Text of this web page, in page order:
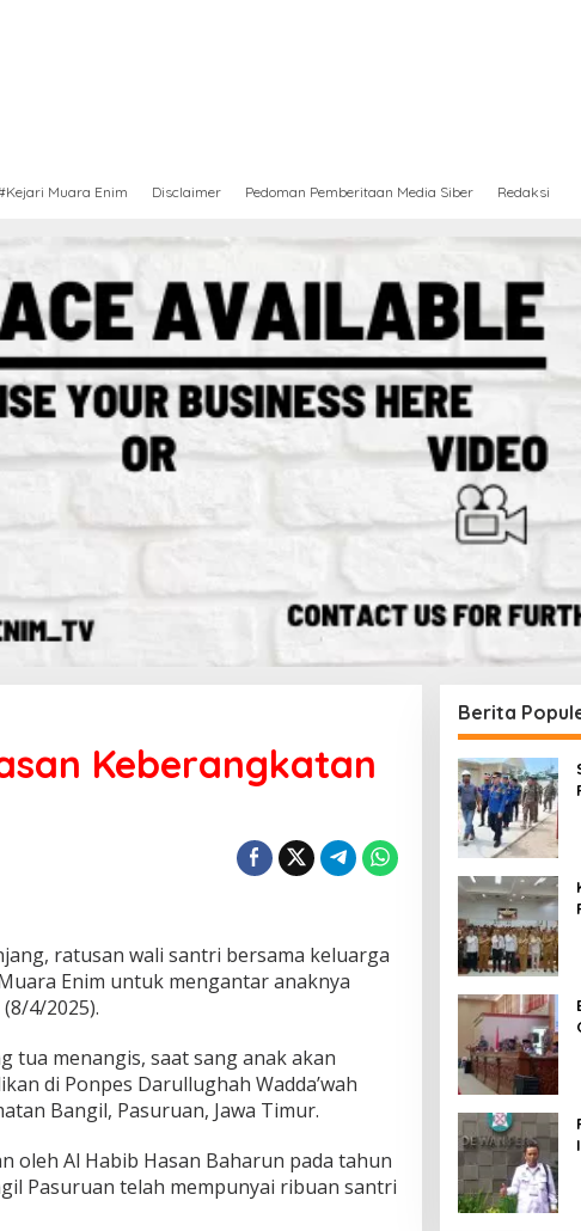
Muara Enim Disclaimer Pedoman Pemberitaan Media Siber Redaksi
Keberangkatan
ratusan wali santri bersama keluarga
Enim untuk mengantar anaknya
4/2025).
tua menangis, saat sang anak akan
di Ponpes Darullughah Wadda’wah
Bangil, Pasuruan, Jawa Timur.
oleh Al Habib Hasan Baharun pada tahun
Pasuruan telah mempunyai ribuan santri
Berita